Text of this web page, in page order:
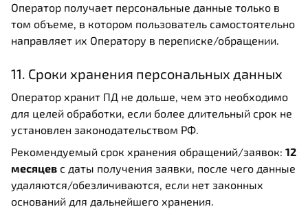
Оператор получает персональные данные только в
том объеме, в котором пользователь самостоятельно
направляет их Оператору в переписке/обращении.
11. Сроки хранения персональных данных
Оператор хранит ПД не дольше, чем это необходимо
для целей обработки, если более длительный срок не
установлен законодательством РФ.
Рекомендуемый срок хранения обращений/заявок: 12
месяцев с даты получения заявки, после чего данные
удаляются/обезличиваются, если нет законных
оснований для дальнейшего хранения.